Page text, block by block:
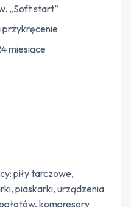
„Soft start”
przykręcenie
miesiące
piły tarczowe,
piaskarki, urządzenia
kompresory